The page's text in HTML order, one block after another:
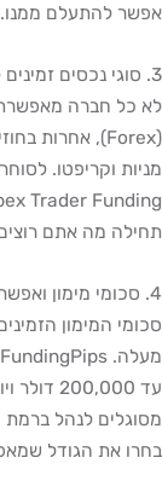
אפשר להתעלם ממנו.
3. סוגי נכסים זמינים למסחר
לא כל חברה
מניות וקריפטו.
תחילה מה אתם
4. סכומי מימון ואפשרויות צמיחה
עד
מסוגלים לנהל ברמת
בחרו את הגודל